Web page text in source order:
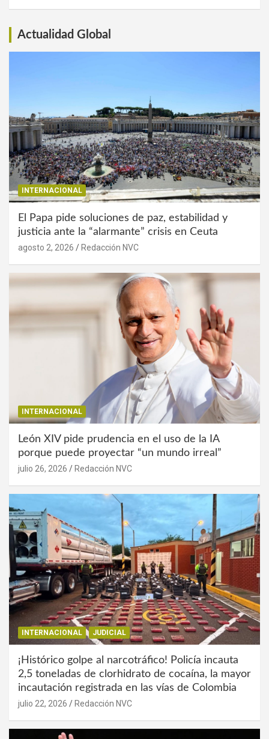
Actualidad Global
INTERNACIONAL
El Papa pide soluciones de paz, estabilidad y
justicia ante la “alarmante” crisis en Ceuta
agosto 2, 2026 Redacción NVC
INTERNACIONAL
León XIV pide prudencia en el uso de la IA
porque puede proyectar “un mundo irreal”
julio 26, 2026 Redacción NVC
INTERNACIONAL JUDICIAL
¡Histórico golpe al narcotráfico! Policía incauta
2,5 toneladas de clorhidrato de cocaína, la mayor
incautación registrada en las vías de Colombia
julio 22, 2026 Redacción NVC